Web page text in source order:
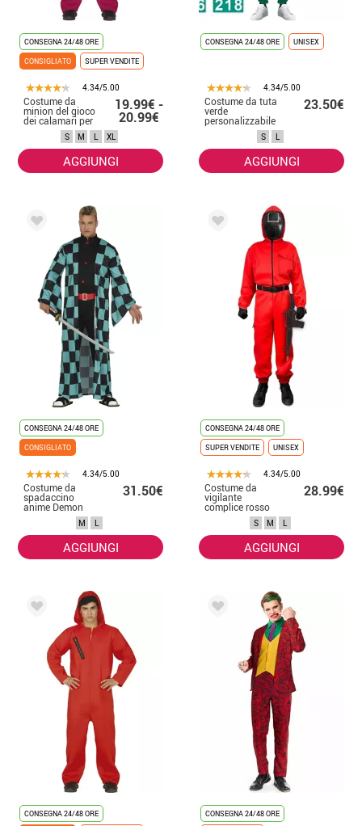
CONSEGNA 24/48 ORE
CONSIGLIATO
SUPER VENDITE
4.34/5.00
Costume da
minion del gioco
dei calamari per
19.99€ -
20.99€
S M L XL
AGGIUNGI
CONSEGNA 24/48 ORE UNISEX
4.34/5.00
Costume da tuta
verde
personalizzabile
del gioco Squid
23.50€
S L
AGGIUNGI
CONSEGNA 24/48 ORE
CONSIGLIATO
4.34/5.00
Costume da
spadaccino
anime Demon
Slayer per uomo
31.50€
M L
AGGIUNGI
CONSEGNA 24/48 ORE
SUPER VENDITE
UNISEX
4.34/5.00
Costume da
vigilante
complice rosso
per adulti
28.99€
S M L
AGGIUNGI
CONSEGNA 24/48 ORE
CONSEGNA 24/48 ORE